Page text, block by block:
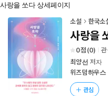
홈
로
이
동
사랑을 쏘다 상세페이지
소설 한국소
사랑을
0 (0) 관
최양선 저자
위즈덤하우스
관심